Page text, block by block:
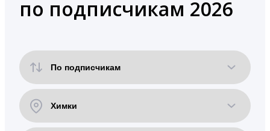
по подписчикам 2026